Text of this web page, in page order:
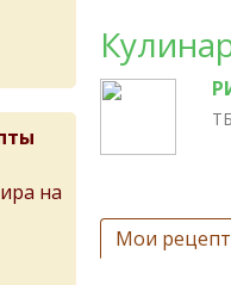
Мои
на